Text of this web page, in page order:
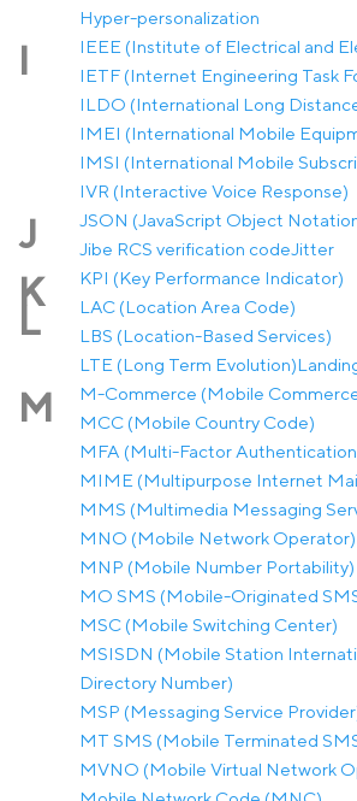
Hyper-personalization
I
IEEE (Institute of Electrical and
IETF (Internet Engineering Task
ILDO (International Long
IMEI (International Mobile
IMSI (International Mobile
IVR (Interactive Voice Response)
J
JSON (JavaScript Object
Jibe RCS verification codeJitter
K KPI (Key Performance Indicator)
L
LAC (Location Area Code)
LBS (Location-Based Services)
LTE (Long Term Evolution)
M
M-Commerce (Mobile
MCC (Mobile Country Code)
MFA (Multi-Factor
MIME (Multipurpose Internet
MMS (Multimedia Messaging
MNO (Mobile Network Operator)
MNP (Mobile Number Portability)
MO SMS (Mobile-Originated
MSC (Mobile Switching Center)
MSISDN (Mobile Station
Directory Number)
MSP (Messaging Service
MT SMS (Mobile Terminated
MVNO (Mobile Virtual Network